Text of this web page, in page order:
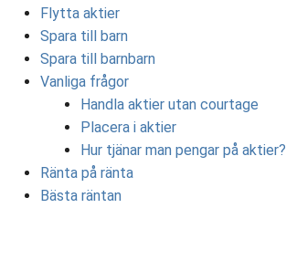
Flytta aktier
Spara till barn
Spara till barnbarn
Vanliga frågor
Handla aktier utan courtage
Placera i aktier
Hur tjänar man pengar på aktier?
Ränta på ränta
Bästa räntan